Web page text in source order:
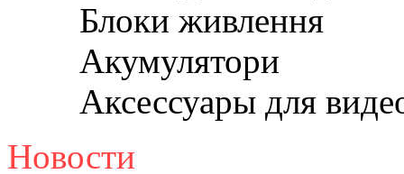
Блоки живлення
Акумулятори
Аксессуары для
Новости